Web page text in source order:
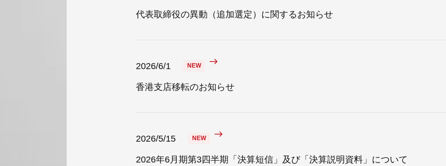
代表取締役の異動（追加選定）に関するお知らせ
2026/6/1
香港支店移転のお知らせ
2026/5/15
2026年6月期第3四半期「決算短信」及び「決算説明資料」について